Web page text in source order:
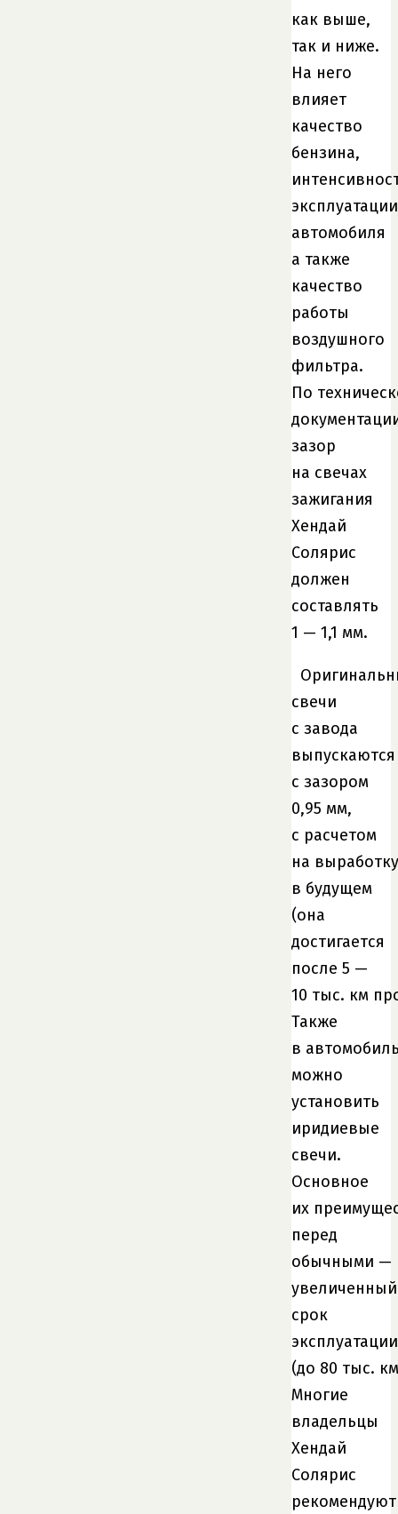
как выше,
так и ниже.
На него
влияет
качество
бензина,
эксплуатации
автомобиля
а также
качество
работы
воздушного
фильтра.
По
зазор
на свечах
зажигания
Хендай
Солярис
должен
составлять
1 — 1,1 мм.
свечи
с завода
выпускаются
с зазором
0,95 мм,
с расчетом
на выработку
в будущем
(она
достигается
после 5 —
10 тыс. км
Также
в
можно
установить
иридиевые
свечи.
Основное
их
перед
обычными —
увеличенный
срок
эксплуатации
(до 80 тыс.
Многие
владельцы
Хендай
Солярис
рекомендуют